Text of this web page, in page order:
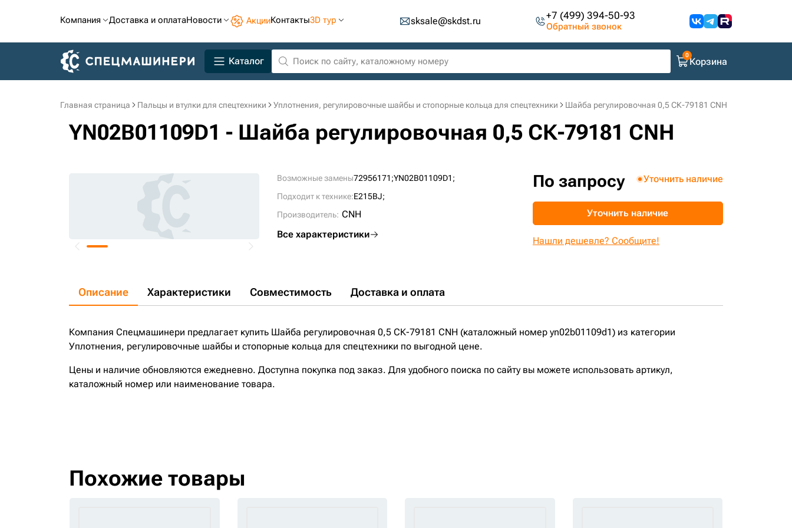
Компания Доставка и оплатаНовости АкцииКонтакты3D тур sksale@skdst.ru +7 (499) 394-50-93
Обратный звонок
Каталог Корзина
Главная страница Пальцы и втулки для спецтехники Уплотнения, регулировочные шайбы и стопорные кольца для спецтехники Шайба регулировочная 0,5 СК-79181 CNH
YN02B01109D1 - Шайба регулировочная 0,5 СК-79181 CNH
Возможные замены72956171;YN02B01109D1;
Подходит к технике:E215BJ;
Производитель: CNH
Все характеристики
По запросу Уточнить наличие
Уточнить наличие
Нашли дешевле? Сообщите!
Описание Характеристики Совместимость Доставка и оплата
Компания Спецмашинери предлагает купить Шайба регулировочная 0,5 СК-79181 CNH (каталожный номер yn02b01109d1) из категории
Уплотнения, регулировочные шайбы и стопорные кольца для спецтехники по выгодной цене.
Цены и наличие обновляются ежедневно. Доступна покупка под заказ. Для удобного поиска по сайту вы можете использовать артикул,
каталожный номер или наименование товара.
Похожие товары